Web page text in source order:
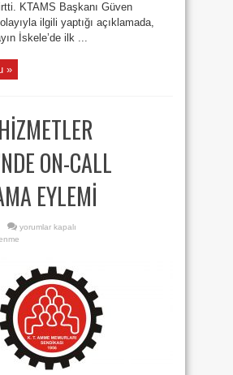
KTAMS Başkanı Güven
ilgili yaptığı açıklamada,
İskele’de ilk ...
»
ON-CALL
EYLEMİ
SOSYAL
ÇALIŞMAMA
EYLEMİ
için
yorumlar kapalı